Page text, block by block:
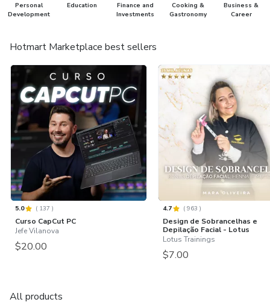
Personal
Development
Education
Finance and
Investments
Cooking &
Gastronomy
Business &
Career
Hotmart Marketplace best sellers
5.0 ( 137 )
Curso CapCut PC
Jefe Vilanova
$20.00
4.7 (963 )
Design de Sobrancelhas e
Depilação Facial - Lotus
Lotus Trainings
$7.00
All products